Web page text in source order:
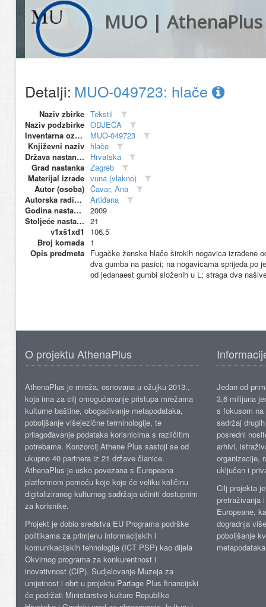
MUO | AthenaPlus
Detalji: MUO-049723: hlače
Naziv zbirke Tekstil
Naziv podzbirke ODJEĆA
Inventarna oznaka
MUO-049723
Književni naziv hlače
Država nastanka
Hrvatska
Grad nastanka Zagreb
Materijal izrade vuna (vlakno)
Autor (osoba) Čavar, Ana
Autorska radionica (proizvođač)
Artiđana
Godina nastanka
2009
Stoljeće nastanka 21
v1xš1xd1
106.5
Broj komada 1
Opis predmeta Fugačke ženske hlače širokih nogavica izrađene
dva gumba na pasici; na nogavicama sprijeda po
od jedanaest gumbi složenih u L; straga dva
O projektu AthenaPlus
AthenaPlus je mreža, osnovana u ožujku 2013.,
koja ima za cilj omogućavanje pristupa mrežama
kulturne baštine, obogaćivanje metapodataka,
poboljšanje višejezične terminologije, te
prilagođavanje podataka korisnicima s različitim
potrebama. Konzorcij Athene Plus sastoji se od
ukupno 40 partnera iz 21 države članice.
AthenaPlus je usko povezana s Europeana
platformom pomoću koje koje će veliku količinu
digitaliziranog kulturnog sadržaja učiniti dostupnim
za korisnike.
Projekt je dobio sredstva EU Programa podrške
politikama za primjenu informacijskih i
komunikacijskih tehnologije (ICT PSP) kao dijela
Okvirnog programa za konkurentnost i
inovativnost (CIP). Sudjelovanje Muzeja za
umjetnost i obrt u projektu Partage Plus financijski
će podržati Ministarstvo kulture Republike
Jedan od
3,6 milijuna
s fokusom
sadržaj
posredni
arhivi,
organizacije,
uključen i
Cilj projekta
pretraživanja
Europeane,
dogradnja
poboljšanje